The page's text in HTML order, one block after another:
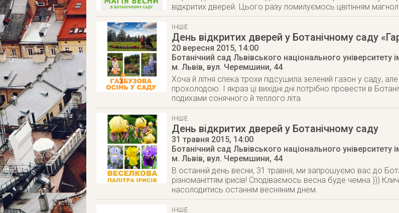
відкритих дверей. Цього разу помилуємось цвітінням
ІНШЕ
День відкритих дверей у Ботанічному саду
20 вересня 2015, 14:00
Ботанічний сад Львівського національного університету
м. Львів, вул. Черемшини, 44
Хоча й літня спека трохи підсушила зелений газон у саду,
прохолодою. І якраз ці вихідні дні потрібно провести в
подихами сонячного й теплого літа
ІНШЕ
День відкритих дверей у Ботанічному саду
31 травня 2015, 14:00
Ботанічний сад Львівського національного університету
м. Львів, вул. Черемшини, 44
В останній день весни, 31 травня, ми запрошуємо вас до
різноманіттям ірисів! Сподіваємось весна буде чемна )))
насолодитись останнім весняним днем.
ІНШЕ